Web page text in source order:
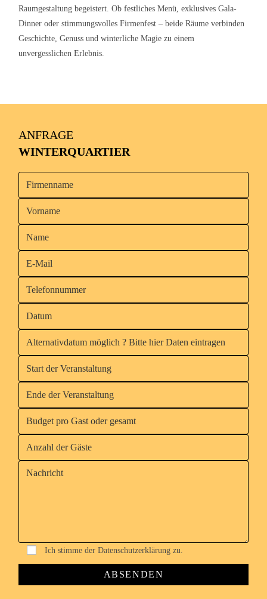
Raumgestaltung begeistert. Ob festliches Menü, exklusives Gala-
Dinner oder stimmungsvolles Firmenfest – beide Räume verbinden
Geschichte, Genuss und winterliche Magie zu einem
unvergesslichen Erlebnis.
ANFRAGE
WINTERQUARTIER
Ich stimme der Datenschutzerklärung zu.